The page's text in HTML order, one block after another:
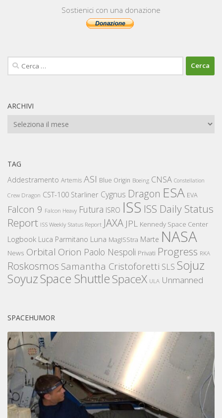
Sostienici con una donazione
Ricerca
per:
ARCHIVI
Archivi
TAG
Addestramento Artemis ASI Blue Origin Boeing CNSA Constellation
Crew Dragon CST-100 Starliner Cygnus Dragon ESA EVA
Falcon 9 Falcon Heavy Futura ISRO ISS ISS Daily Status
Report ISS Weekly Status Report JAXA JPL Kennedy Space Center
Logbook Luca Parmitano Luna MagISStra Marte NASA
News Orbital Orion Paolo Nespoli Privati Progress RKA
Roskosmos Samantha Cristoforetti SLS Sojuz
SoyuzSpace ShuttleSpaceX ULA Unmanned
SPACEHUMOR